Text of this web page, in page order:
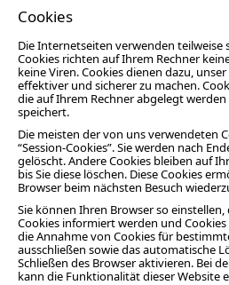
Cookies
Die Internetseiten verwenden teilweise
Cookies richten auf Ihrem Rechner
keine Viren. Cookies dienen dazu,
effektiver und sicherer zu machen.
die auf Ihrem Rechner abgelegt
speichert.
Die meisten der von uns verwendeten
“Session-Cookies”. Sie werden nach
gelöscht. Andere Cookies bleiben auf
bis Sie diese löschen. Diese Cookies
Browser beim nächsten Besuch
Sie können Ihren Browser so einstellen,
Cookies informiert werden und
die Annahme von Cookies für
ausschließen sowie das automatische
Schließen des Browser aktivieren. Bei
kann die Funktionalität dieser Website